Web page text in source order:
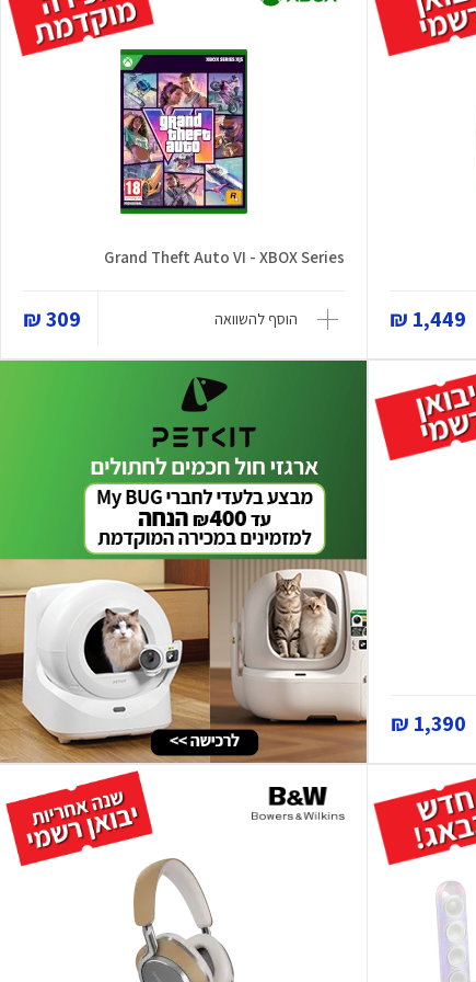
1,449 ₪
Grand Theft Auto VI - XBOX Series
הוסף להשוואה 309 ₪
1,390 ₪